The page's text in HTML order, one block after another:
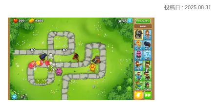
2025.08.31